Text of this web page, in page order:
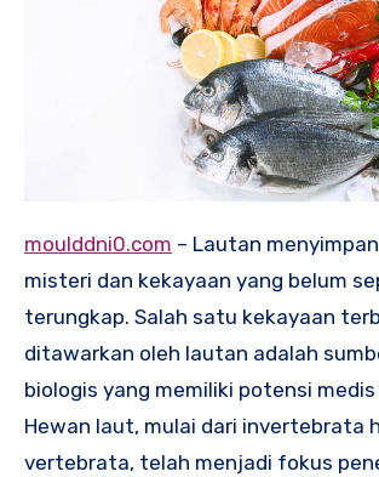
moulddni0.com – Lautan
misteri dan kekayaan yang belum
terungkap. Salah satu kekayaan
ditawarkan oleh lautan adalah
biologis yang memiliki potensi medis
Hewan laut, mulai dari invertebrata
vertebrata, telah menjadi fokus